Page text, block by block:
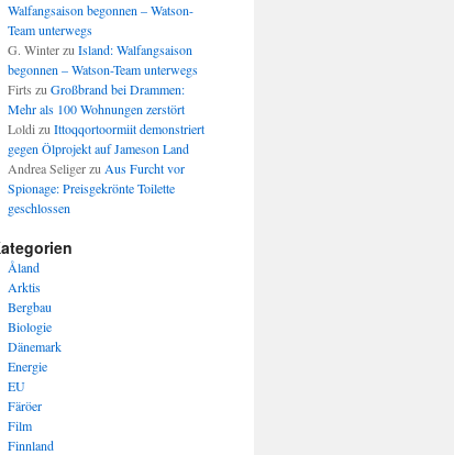
Walfangsaison begonnen – Watson-
Team unterwegs
G. Winterzu Island: Walfangsaison
begonnen – Watson-Team unterwegs
Firts zu Großbrand bei Drammen:
Mehr als 100 Wohnungen zerstört
Loldi zu Ittoqqortoormiit demonstriert
gegen Ölprojekt auf Jameson Land
Andrea Seligerzu Aus Furcht vor
Spionage: Preisgekrönte Toilette
geschlossen
Åland
Arktis
Bergbau
Biologie
Dänemark
Energie
EU
Färöer
Film
Finnland